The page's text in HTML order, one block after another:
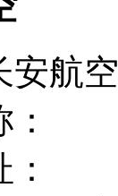
安航空